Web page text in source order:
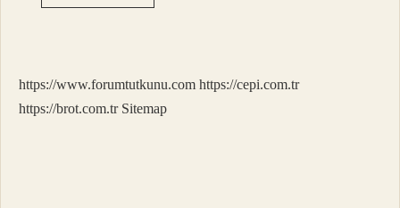
Karenin
https://www.forumtutkunu.com https://cepi.com.tr
https://brot.com.tr Sitemap